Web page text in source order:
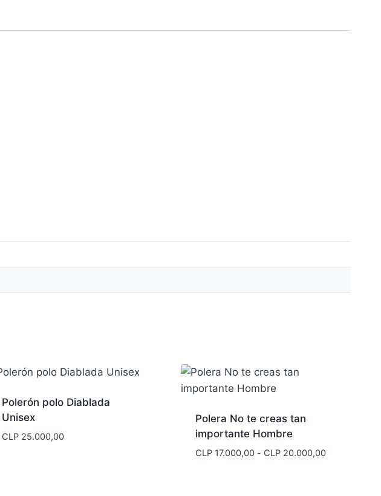
Polerón polo Diablada
Unisex
CLP25.000,00
Polera No te creas tan
importante Hombre
CLP 17.000,00 - CLP 20.000,00Rango